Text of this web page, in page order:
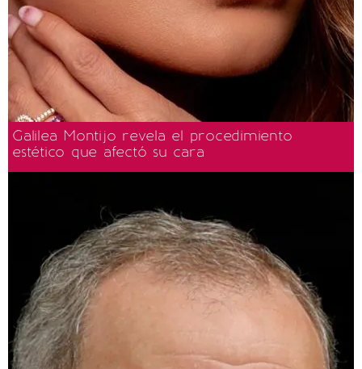
Galilea Montijo revela el procedimiento
estético que afectó su cara